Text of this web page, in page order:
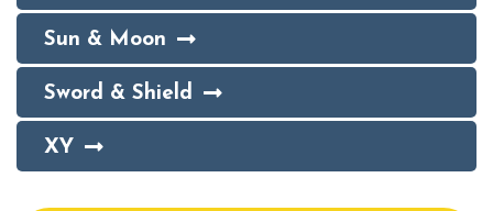
Sun & Moon
Sword & Shield
XY